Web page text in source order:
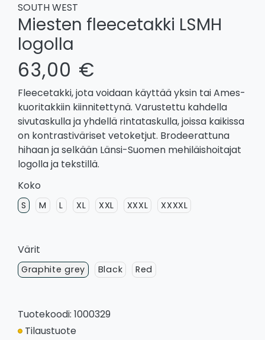
SOUTH WEST
Miesten fleecetakki LSMH
logolla
63,00 €
Fleecetakki, jota voidaan käyttää yksin tai Ames-
kuoritakkiin kiinnitettynä. Varustettu kahdella
sivutaskulla ja yhdellä rintataskulla, joissa kaikissa
on kontrastiväriset vetoketjut. Brodeerattuna
hihaan ja selkään Länsi-Suomen mehiläishoitajat
logolla ja tekstillä.
Koko
S M L XL XXL XXXL XXXXL
Värit
Graphite grey Black Red
Tuotekoodi: 1000329
Tilaustuote